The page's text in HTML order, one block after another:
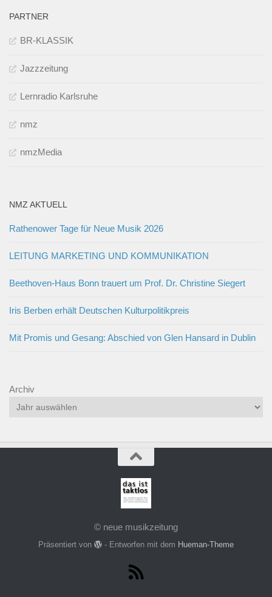
PARTNER
BR-KLASSIK
Jazzzeitung
Lernradio Karlsruhe
nmz
nmzMedia
NMZ AKTUELL
Rathenower Tage für Neue Musik 2026
LEITUNG MARKETING UND KOMMUNIKATION
Beethoven-Haus Bonn trauert um Prof. Dr. Christine Siegert
Iris Berben erhält Deutschen Kulturpolitikpreis
Mit Promis und Gesang: Abschied von Glen Hansard in Dublin
Archiv
© neue musikzeitung
Präsentiert von - Entworfen mit dem Hueman-Theme